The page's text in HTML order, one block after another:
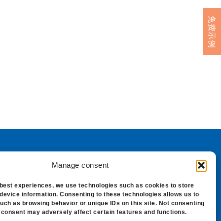
Manage consent
experiences, we use technologies such as cookies to store
information. Consenting to these technologies allows us to
as browsing behavior or unique IDs on this site. Not consenting
may adversely affect certain features and functions.
国Cany Barville。Clean Xpress 是一个
免费示例